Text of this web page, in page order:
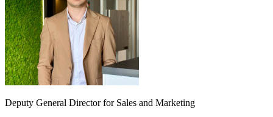
Deputy General Director for Sales and Marketing